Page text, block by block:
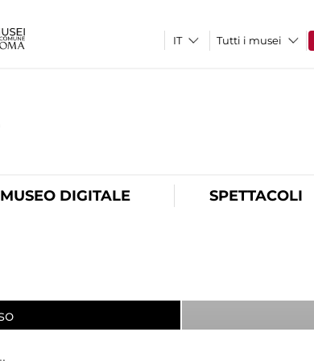
Tutti i musei
MUSEO DIGITALE SPETTACOLI
(scheda attiva)